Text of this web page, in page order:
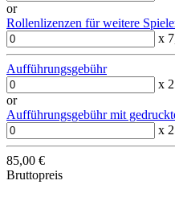
or
Rollenlizenzen für weitere
x
Aufführungsgebühr
x
or
Aufführungsgebühr mit
x
85,00 €
Bruttopreis